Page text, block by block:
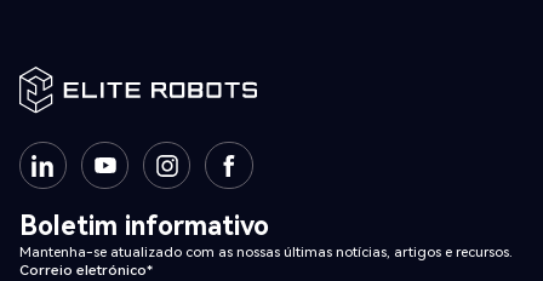
Boletim informativo
Mantenha-se atualizado com as nossas últimas notícias, artigos e recursos.
Correio eletrónico*